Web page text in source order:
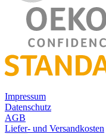
Impressum
Datenschutz
AGB
Liefer- und Versandkosten